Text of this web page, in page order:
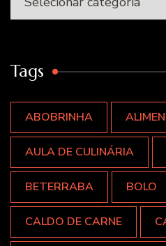
Tags
ABOBRINHA
AULA DE CULINÁRIA
BETERRABA BOLO
CALDO DE CARNE